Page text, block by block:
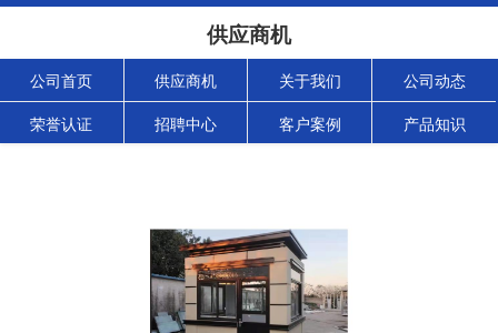
供应商机
公司首页 供应商机 关于我们 公司动态
荣誉认证 招聘中心 客户案例 产品知识